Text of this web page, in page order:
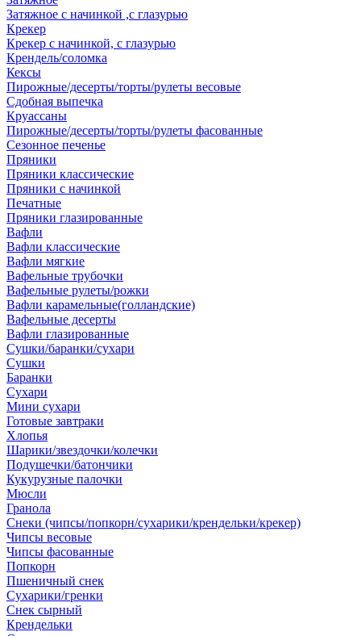
Затяжное с начинкой ,с глазурью
Крекер
Крекер с начинкой, с глазурью
Крендель/соломка
Кексы
Пирожные/десерты/торты/рулеты весовые
Сдобная выпечка
Круассаны
Пирожные/десерты/торты/рулеты фасованные
Сезонное печенье
Пряники
Пряники классические
Пряники с начинкой
Печатные
Пряники глазированные
Вафли
Вафли классические
Вафли мягкие
Вафельные трубочки
Вафельные рулеты/рожки
Вафли карамельные(голландские)
Вафельные десерты
Вафли глазированные
Сушки/баранки/сухари
Сушки
Баранки
Сухари
Мини сухари
Готовые завтраки
Хлопья
Шарики/звездочки/колечки
Подушечки/батончики
Кукурузные палочки
Мюсли
Гранола
Снеки (чипсы/попкорн/сухарики/крендельки/крекер)
Чипсы весовые
Чипсы фасованные
Попкорн
Пшеничный снек
Сухарики/гренки
Снек сырный
Крендельки